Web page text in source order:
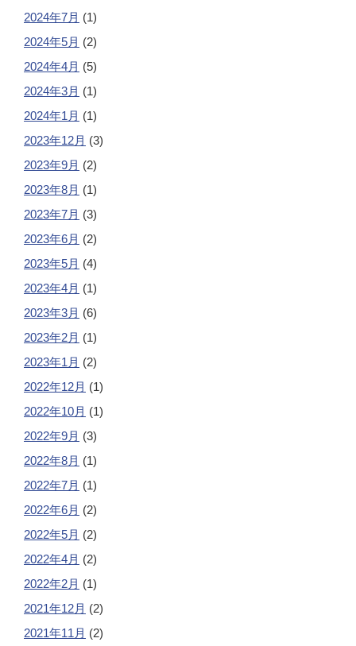
2024年7月 (1)
2024年5月 (2)
2024年4月 (5)
2024年3月 (1)
2024年1月 (1)
2023年12月 (3)
2023年9月 (2)
2023年8月 (1)
2023年7月 (3)
2023年6月 (2)
2023年5月 (4)
2023年4月 (1)
2023年3月 (6)
2023年2月 (1)
2023年1月 (2)
2022年12月 (1)
2022年10月 (1)
2022年9月 (3)
2022年8月 (1)
2022年7月 (1)
2022年6月 (2)
2022年5月 (2)
2022年4月 (2)
2022年2月 (1)
2021年12月 (2)
2021年11月 (2)